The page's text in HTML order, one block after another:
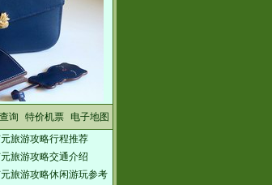
询 特价机票
电子地图
旅游攻略行程推荐
旅游攻略交通介绍
旅游攻略休闲游玩参考